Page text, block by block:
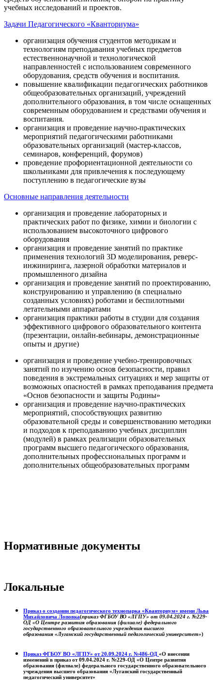
учебных исследований и проектов.
Задачи Педагогического «Кванториума»
организация обучения студентов методикам и
технологиям преподавания учебных предметов
естественнонаучной и технологической
направленностей с использованием современного
оборудования, средств обучения и воспитания.
повышение квалификации педагогических работников
общеобразовательных организаций, учреждений
дополнительного образования, в том числе оснащенных
современным оборудованием и средствами обучения и
воспитания.
организация и проведение научно-практических
мероприятий педагогическими работниками
образовательных организаций (мастер-классов,
семинаров, конференций, форумов)
проведение профориентационной деятельности со
школьниками для привлечения к последующему
поступлению в педагогические вузы
Основные направления деятельности
организация и проведение лабораторных и
практических работ по физике, химии и биологии с
использованием высокоточного цифрового
оборудования
организация и проведение занятий по практике
применения технологий 3D моделирования, реверс-
инжиниринга, лазерной обработки материалов и
промышленного дизайна
организация и проведение занятий по проектированию,
конструированию и управлению (в специально
созданных условиях) роботами и беспилотными
летательными аппаратами
организация практики работы в студии для создания
эффективного цифрового образовательного контента
(презентации, онлайн-вебинары, демонстрационные
опыты и другие)
организация и проведение учебно-тренировочных
занятий по изучению основ безопасности, правил
поведения в экстремальных ситуациях и мер защиты от
возможных опасностей в рамках преподавания предмета
«Основ безопасности и защиты Родины»
организация и проведение научно-практических
мероприятий, способствующих развитию
образовательной среды и совершенствованию методики
и подходов к преподаванию учебных дисциплин
(модулей) в рамках реализации образовательных
программ высшего педагогического образования,
дополнительных профессиональных программ и
дополнительных общеобразовательных программ
Нормативные документы
Локальные
Приказ о создании педагогического технопарка «Кванториум» имени Льва
Михайловича Лоповка(приказ ФГБОУ ВО «ЛГПУ» от 09.04.2024 г. №229-
ОД «О Центре развития образования (филиале) федерального
государственного образовательного учреждения высшего
образования «Луганский государственный педагогический университет»)
Приказ ФГБОУ ВО «ЛГПУ» от 20.09.2024 г. №486-ОД «О внесении
изменений в приказ от 09.04.2024 г. №229-ОД «О Центре развития
образования (филиале) федерального государственного образовательного
учреждения высшего образования «Луганский государственный
педагогический университет»